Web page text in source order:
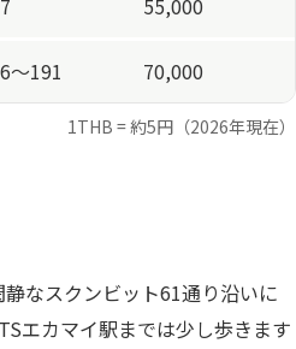
55,000
～191 70,000
1THB = 約5円（2026年現在）
なスクンビット61通り沿いに
エカマイ駅までは少し歩きます